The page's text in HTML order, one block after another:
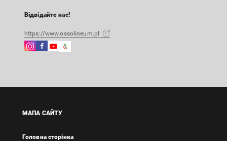
Відвідайте нас!
https://www.ossolineum.pl
Instagram
в
Facebook
в
Instagram
в
Google
Зовнішнє
в
вкладці
МАПА САЙТУ
Головна сторінка